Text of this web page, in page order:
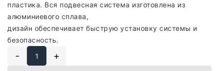
пластика. Вся подвесная система изготовлена из
алюминиевого сплава,
дизайн обеспечивает быструю установку системы и
безопасность.
- +